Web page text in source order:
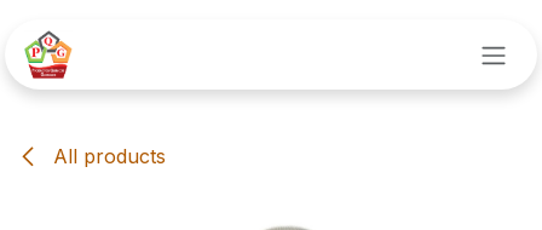
All products